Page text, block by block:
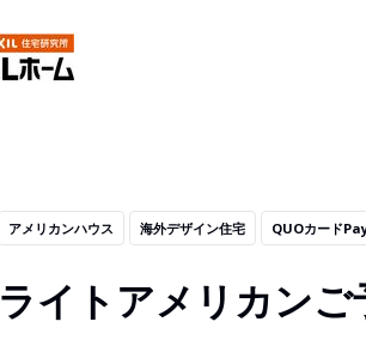
アメリカンハウス 海外デザイン住宅 QUOカード
ライトアメリカンご